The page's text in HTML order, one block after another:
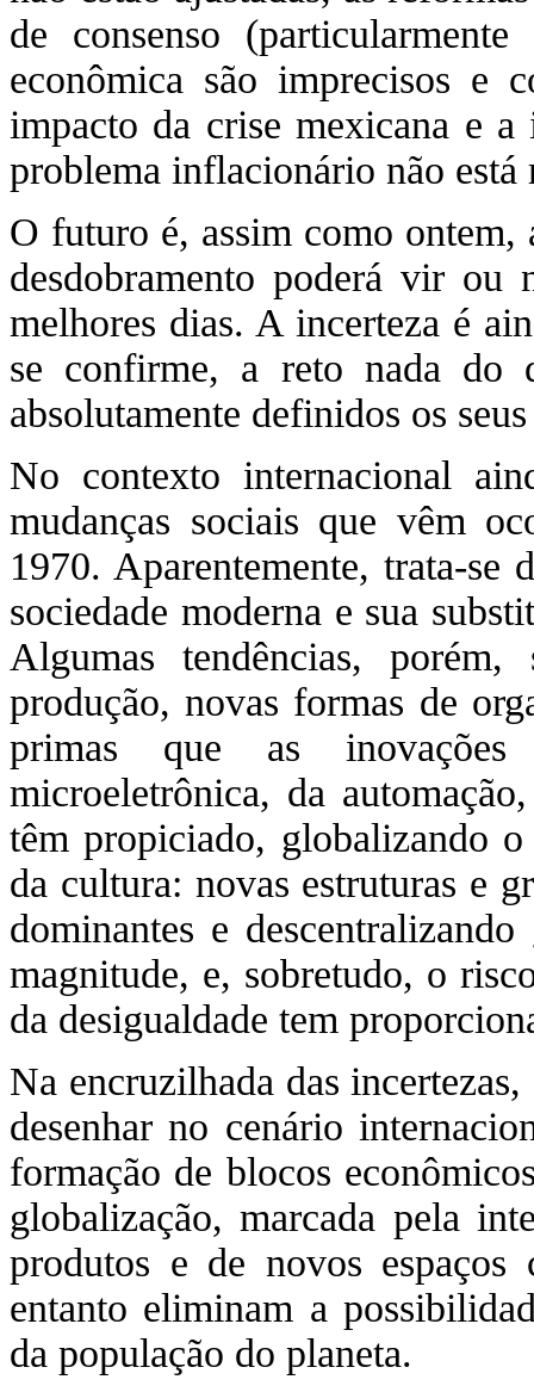
de consenso
econômica são imprecisos e
impacto da crise mexicana e
problema inflacionário não está
O futuro é, assim como ontem,
desdobramento poderá vir
melhores dias. A incerteza é
se confirme, a reto nada do
absolutamente definidos os
No contexto internacional
mudanças sociais que vêm
1970. Aparentemente, trata-se
sociedade moderna e sua
Algumas tendências,
produção, novas formas de
primas que as
microeletrônica, da
têm propiciado, globalizando
da cultura: novas estruturas e
dominantes e
magnitude, e, sobretudo, o
da desigualdade tem
Na encruzilhada das
desenhar no cenário
formação de blocos
globalização, marcada pela
produtos e de novos
entanto eliminam a
da população do planeta.